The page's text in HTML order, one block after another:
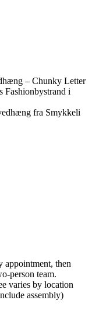
– Chunky Letter
Fashionbystrand i
fra Smykkeli
appointment, then
person team.
varies by location
assembly)